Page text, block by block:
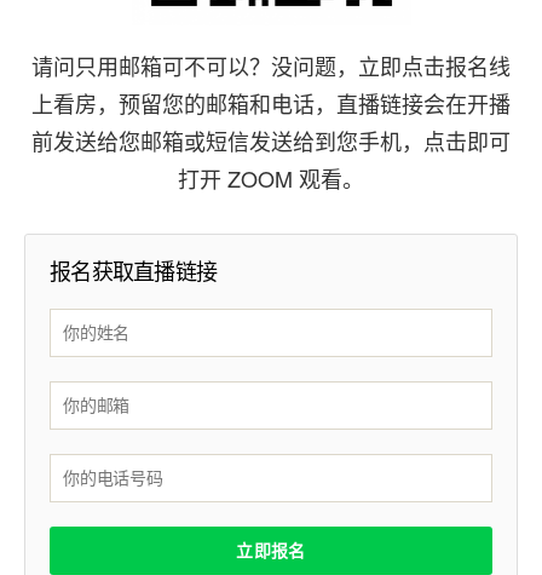
请问只用邮箱可不可以？没问题，立即点击报名线
上看房，预留您的邮箱和电话，直播链接会在开播
前发送给您邮箱或短信发送给到您手机，点击即可
打开 ZOOM 观看。
报名获取直播链接